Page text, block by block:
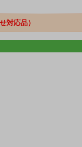
対応品）